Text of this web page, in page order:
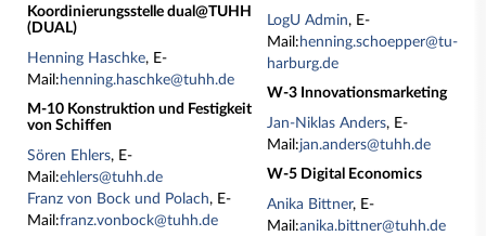
Koordinierungsstelle dual@TUHH
(DUAL)
Henning Haschke, E-
Mail: henning.haschke@tuhh.de
M-10 Konstruktion und Festigkeit
von Schiffen
Sören Ehlers, E-
Mail:ehlers@tuhh.de
Franz von Bock und Polach, E-
Mail:franz.vonbock@tuhh.de
LogU Admin, E-
Mail: henning.schoepper@tu-
harburg.de
W-3 Innovationsmarketing
Jan-Niklas Anders, E-
Mail:jan.anders@tuhh.de
W-5 Digital Economics
Anika Bittner, E-
Mail:anika.bittner@tuhh.de